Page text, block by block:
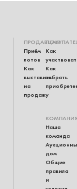
ПРОДАВЦАМ
Приём
лотов
Как
выставить
на
продажу
Как
Как
забрать
Наша
команда
дом
Общие
правила
и